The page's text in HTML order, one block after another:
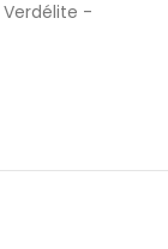
Verdélite -